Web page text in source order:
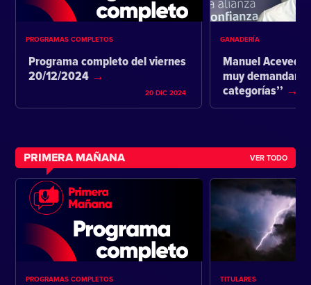
PROGRAMAS COMPLETOS
Programa completo del viernes
20/12/2024
20 DIC 2024
GANADERÍA
Manuel
muy
categorías’’
PRIMERA MAÑANA VER TODO
PROGRAMAS COMPLETOS TITULARES